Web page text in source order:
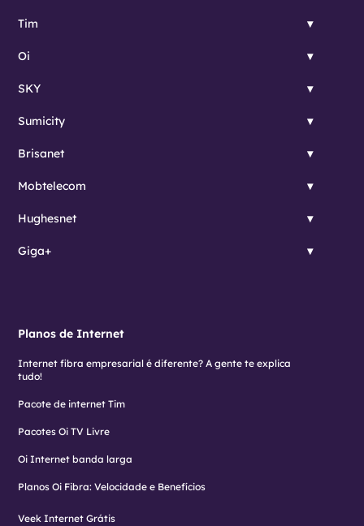
Tim
Oi
SKY
Sumicity
Brisanet
Mobtelecom
Hughesnet
Giga+
Planos de Internet
Internet fibra empresarial é diferente? A gente te explica
tudo!
Pacote de internet Tim
Pacotes Oi TV Livre
Oi Internet banda larga
Planos Oi Fibra: Velocidade e Benefícios
Veek Internet Grátis